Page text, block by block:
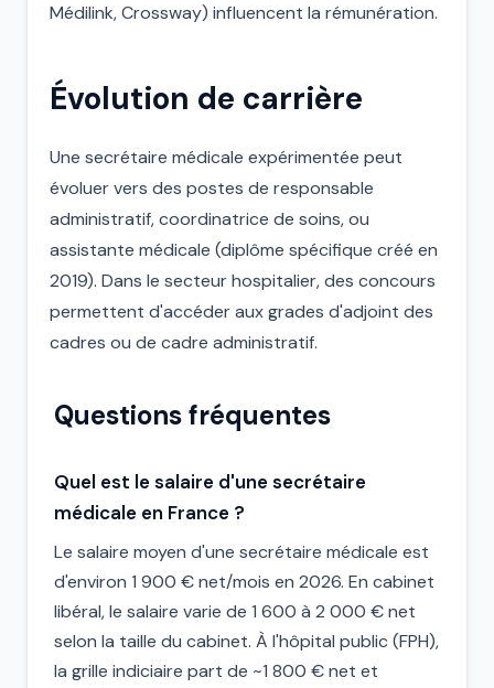
Médilink, Crossway) influencent la rémunération.
Évolution de carrière
Une secrétaire médicale expérimentée peut
évoluer vers des postes de responsable
administratif, coordinatrice de soins, ou
assistante médicale (diplôme spécifique créé en
2019). Dans le secteur hospitalier, des concours
permettent d'accéder aux grades d'adjoint des
cadres ou de cadre administratif.
Questions fréquentes
Quel est le salaire d'une secrétaire
médicale en France ?
Le salaire moyen d'une secrétaire médicale est
d'environ 1 900 € net/mois en 2026. En cabinet
libéral, le salaire varie de 1 600 à 2 000 € net
selon la taille du cabinet. À l'hôpital public (FPH),
la grille indiciaire part de ~1 800 € net et